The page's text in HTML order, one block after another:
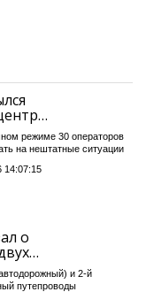
режиме 30 операторов
на нештатные ситуации
14:07:15
о
и 2-й
путепроводы